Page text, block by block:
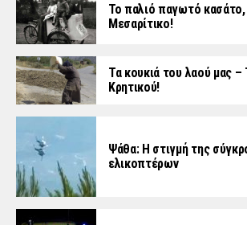
Το παλιό παγωτό κασάτο,
Μεσαρίτικο!
Τα κουκιά του λαού μας –
Κρητικού!
Ψάθα: Η στιγμή της
ελικοπτέρων